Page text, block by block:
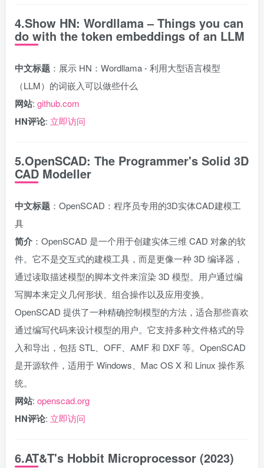
4.Show HN: Wordllama – Things you can
do with the token embeddings of an LLM
中文标题 ：展示 HN：Wordllama - 利用大型语言模型
（LLM）的词嵌入可以做些什么
网站: github.com
HN评论: 立即访问
5.OpenSCAD: The Programmer's Solid 3D
CAD Modeller
中文标题 ：OpenSCAD：程序员专用的3D实体CAD建模工
具
简介 ：OpenSCAD 是一个用于创建实体三维 CAD 对象的软
件。它不是交互式的建模工具，而是更像一种 3D 编译器，
通过读取描述模型的脚本文件来渲染 3D 模型。用户通过编
写脚本来定义几何形状、组合操作以及应用变换。
OpenSCAD 提供了一种精确控制模型的方法，适合那些喜欢
通过编写代码来设计模型的用户。它支持多种文件格式的导
入和导出，包括 STL、OFF、AMF 和 DXF 等。OpenSCAD
是开源软件，适用于 Windows、Mac OS X 和 Linux 操作系
统。
网站: openscad.org
HN评论: 立即访问
6.AT&T's Hobbit Microprocessor (2023)